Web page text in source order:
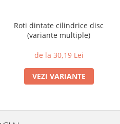
Roti dintate cilindrice disc
(variante multiple)
de la 30,19 Lei
VEZI VARIANTE